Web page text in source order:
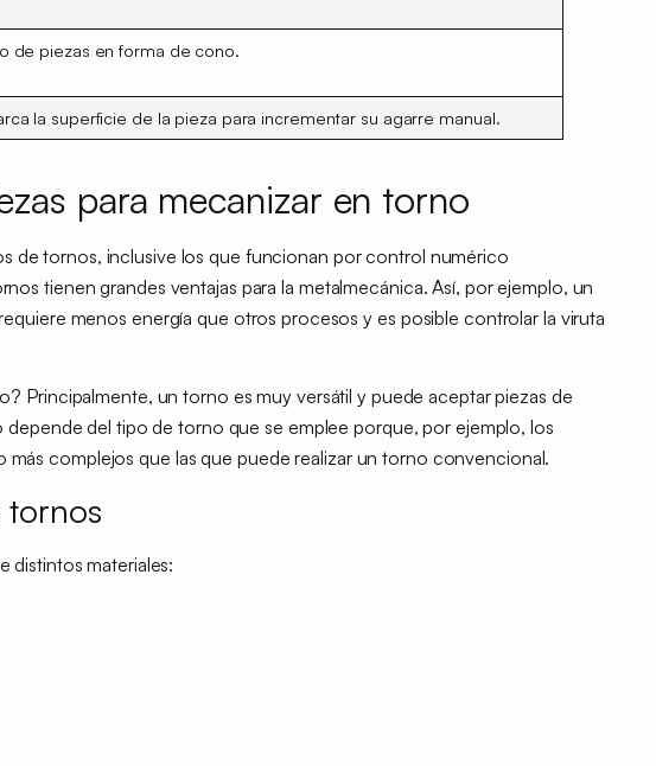
de piezas enforma de cono.
la superficie de la pieza para incrementar su agarre manual.
para mecanizar en torno
de tornos, inclusive los que funcionan porcontrol numérico
tienen grandes ventajas para la metalmecánica. Así, por ejemplo, un
menos energía que otros procesos y es posible controlar la viruta
Principalmente, un torno es muy versátil y puede aceptar piezas de
depende del tipo de torno que se emplee porque, por ejemplo, los
complejos que las que puede realizar un torno convencional.
tornos
distintos materiales: